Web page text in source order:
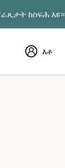
ከስፍሕ እዩ።
እቶ